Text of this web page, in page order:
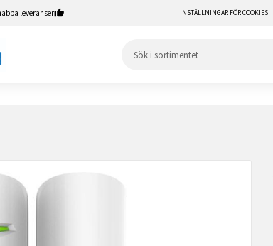
leveranser INSTÄLLNINGAR FÖR COOKIES